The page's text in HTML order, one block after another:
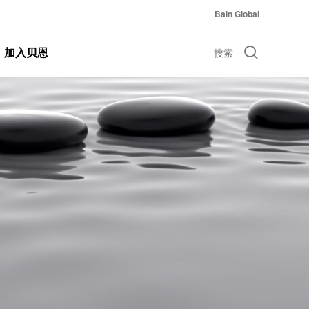
Bain Global
加入贝恩 搜索